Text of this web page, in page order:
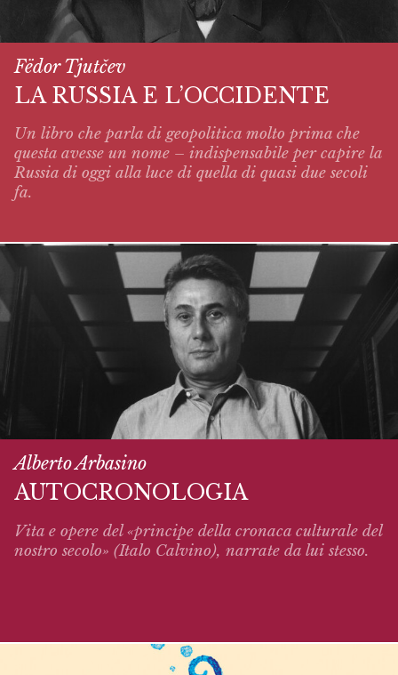
Fëdor Tjutčev
LA RUSSIA E L’OCCIDENTE
Un libro che parla di geopolitica molto prima che
questa avesse un nome – indispensabile per capire la
Russia di oggi alla luce di quella di quasi due secoli
fa.
Alberto Arbasino
AUTOCRONOLOGIA
Vita e opere del «principe della cronaca culturale del
nostro secolo» (Italo Calvino), narrate da lui stesso.